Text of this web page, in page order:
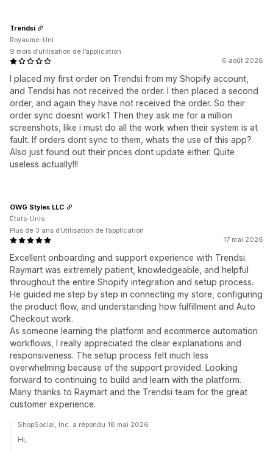
6 août 2026
I placed my first order on Trendsi from my Shopify account,
and Tendsi has not received the order. I then placed a second
order, and again they have not received the order. So their
order sync doesnt work1 Then they ask me for a million
screenshots, like i must do all the work when their system is at
fault. If orders dont sync to them, whats the use of this app?
Also just found out their prices dont update either. Quite
useless actually!!!
Trendsi
Royaume-Uni
9 mois d’utilisation de l’application
17 mai 2026
Excellent onboarding and support experience with Trendsi.
Raymart was extremely patient, knowledgeable, and helpful
throughout the entire Shopify integration and setup process.
He guided me step by step in connecting my store, configuring
the product flow, and understanding how fulfillment and Auto
Checkout work.
As someone learning the platform and ecommerce automation
workflows, I really appreciated the clear explanations and
responsiveness. The setup process felt much less
overwhelming because of the support provided. Looking
forward to continuing to build and learn with the platform.
Many thanks to Raymart and the Trendsi team for the great
customer experience.
OWG Styles LLC
États-Unis
Plus de 3 ans d’utilisation de l’application
ShopSocial, Inc. a répondu 18 mai 2026
Hi,